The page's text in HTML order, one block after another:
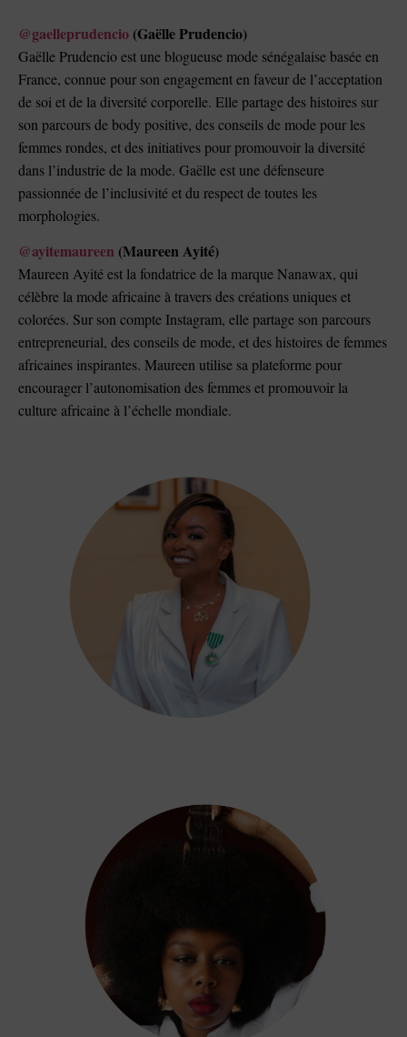
@gaelleprudencio (Gaëlle Prudencio)
Gaëlle Prudencio est une blogueuse mode sénégalaise basée en
France, connue pour son engagement en faveur de l’acceptation
de soi et de la diversité corporelle. Elle partage des histoires sur
son parcours de body positive, des conseils de mode pour les
femmes rondes, et des initiatives pour promouvoir la diversité
dans l’industrie de la mode. Gaëlle est une défenseure
passionnée de l’inclusivité et du respect de toutes les
morphologies.
@ayitemaureen (Maureen Ayité)
Maureen Ayité est la fondatrice de la marque Nanawax, qui
célèbre la mode africaine à travers des créations uniques et
colorées. Sur son compte Instagram, elle partage son parcours
entrepreneurial, des conseils de mode, et des histoires de femmes
africaines inspirantes. Maureen utilise sa plateforme pour
encourager l’autonomisation des femmes et promouvoir la
culture africaine à l’échelle mondiale.